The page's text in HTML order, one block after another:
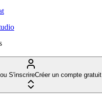
S'inscrireCréer un compte gratuit